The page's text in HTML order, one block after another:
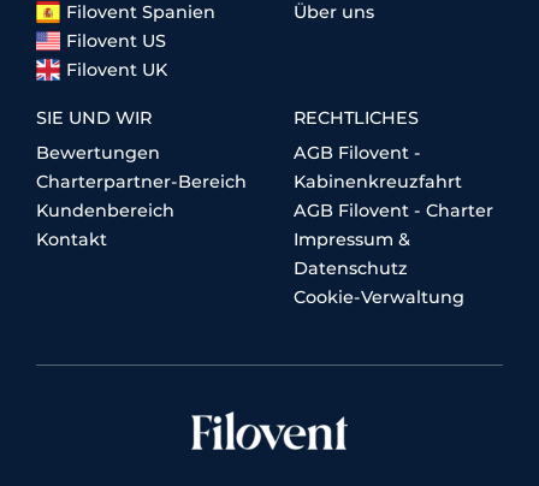
Filovent Spanien
Filovent US
Filovent UK
Über uns
SIE UND WIR
Bewertungen
Charterpartner-Bereich
Kundenbereich
Kontakt
RECHTLICHES
AGB Filovent -
Kabinenkreuzfahrt
AGB Filovent - Charter
Impressum &
Datenschutz
Cookie-Verwaltung